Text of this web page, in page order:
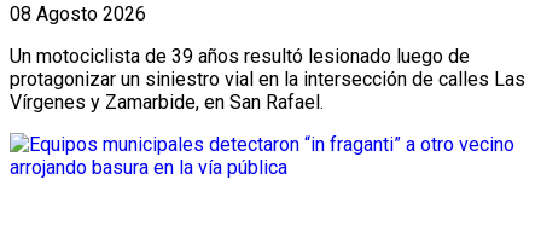
08 Agosto 2026
Un motociclista de 39 años resultó lesionado luego de
protagonizar un siniestro vial en la intersección de calles Las
Vírgenes y Zamarbide, en San Rafael.